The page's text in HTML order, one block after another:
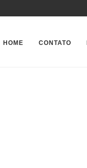
HOME CONTATO